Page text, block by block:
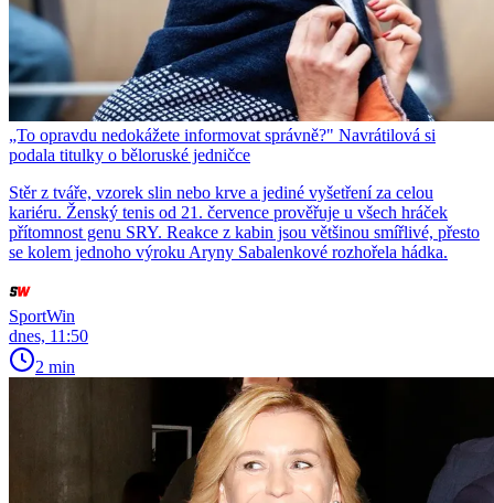
„To opravdu nedokážete informovat správně?" Navrátilová si
podala titulky o běloruské jedničce
Stěr z tváře, vzorek slin nebo krve a jediné vyšetření za celou
kariéru. Ženský tenis od 21. července prověřuje u všech hráček
přítomnost genu SRY. Reakce z kabin jsou většinou smířlivé, přesto
se kolem jednoho výroku Aryny Sabalenkové rozhořela hádka.
SportWin
dnes, 11:50
2 min